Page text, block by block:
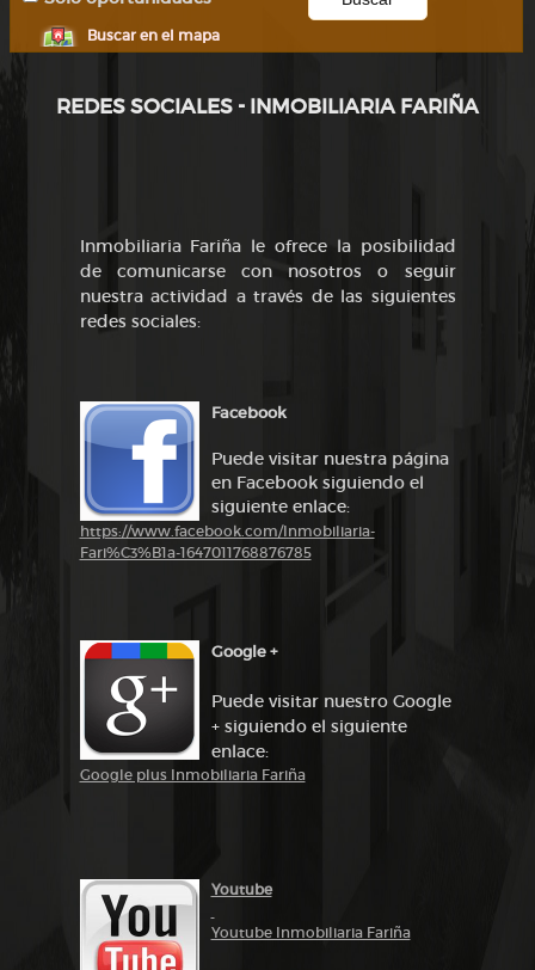
Buscar en el mapa
REDES SOCIALES - INMOBILIARIA FARIÑA
Inmobiliaria Fariña le ofrece la posibilidad
de comunicarse con nosotros o seguir
nuestra actividad a través de las siguientes
redes sociales:
Facebook
Puede visitar nuestra página
en Facebook siguiendo el
siguiente enlace:
https://www.facebook.com/Inmobiliaria-
Fari%C3%B1a-1647011768876785
Google +
Puede visitar nuestro Google
+ siguiendo el siguiente
enlace:
Google plus Inmobiliaria Fariña
Youtube
Youtube Inmobiliaria Fariña